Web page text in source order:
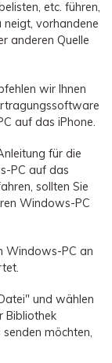
etc. führen,
neigt, vorhandene
anderen Quelle
wir Ihnen
auf das iPhone.
für die
PC auf das
sollten Sie
Windows-PC
Windows-PC an
und wählen
Bibliothek
möchten,